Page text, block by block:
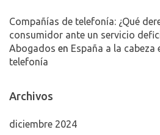
Compañías de telefonía: ¿Qué
consumidor ante un servicio
Abogados en España a la
telefonía
Archivos
diciembre 2024